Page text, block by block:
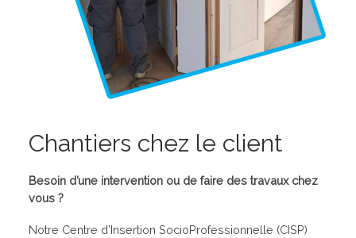
Chantiers chez le client
Besoin d’une intervention ou de faire des travaux chez
vous ?
Notre Centre d’Insertion SocioProfessionnelle (CISP)